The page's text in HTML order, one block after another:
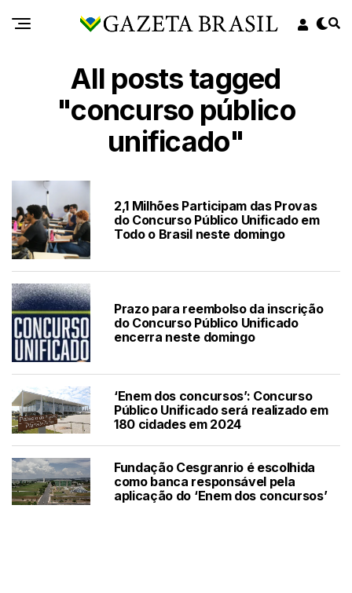
All posts tagged
"concurso público
unificado"
2,1 Milhões Participam das Provas
do Concurso Público Unificado em
Todo o Brasil neste domingo
Prazo para reembolso da inscrição
do Concurso Público Unificado
encerra neste domingo
‘Enem dos concursos’: Concurso
Público Unificado será realizado em
180 cidades em 2024
Fundação Cesgranrio é escolhida
como banca responsável pela
aplicação do ‘Enem dos concursos’